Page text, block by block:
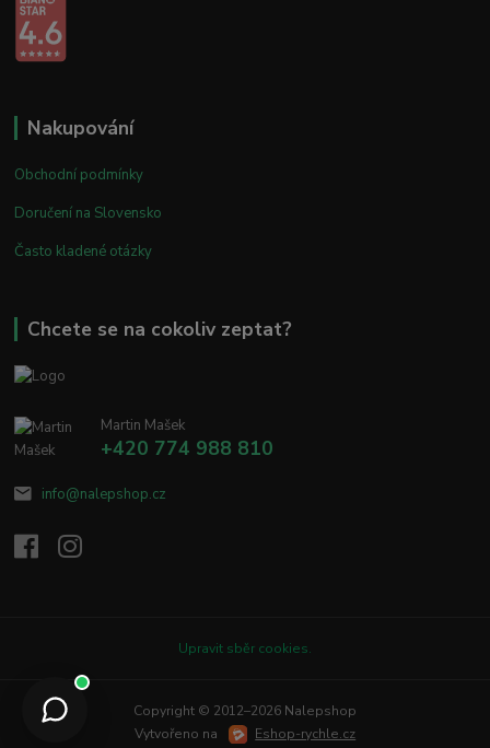
Nakupování
Obchodní podmínky
Doručení na Slovensko
Často kladené otázky
Chcete se na cokoliv zeptat?
Martin Mašek
+420 774 988 810
info@nalepshop.cz
Upravit sběr cookies.
Copyright © 2012–2026 Nalepshop
Vytvořeno na
Eshop-rychle.cz